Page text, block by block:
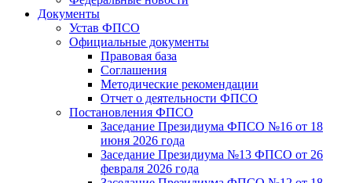
Документы
Устав ФПСО
Официальные документы
Правовая база
Соглашения
Методические рекомендации
Отчет о деятельности ФПСО
Постановления ФПСО
Заседание Президиума ФПСО №16 от 18
июня 2026 года
Заседание Президиума №13 ФПСО от 26
февраля 2026 года